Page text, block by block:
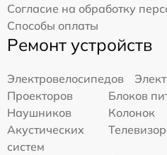
Согласие на обработку
Способы оплаты
Ремонт устройств
Электровелосипедов
Проекторов
Блоков
Наушников
Колонок
Акустических
систем